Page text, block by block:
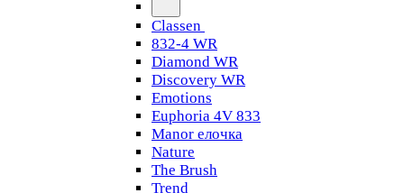
Classen
832-4 WR
Diamond WR
Discovery WR
Emotions
Euphoria 4V 833
Manor елочка
Nature
The Brush
Trend